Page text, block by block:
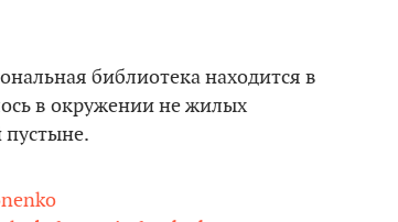
библиотека находится в
в окружении не жилых
пустыне.